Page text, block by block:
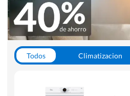
Todos Climatizacion